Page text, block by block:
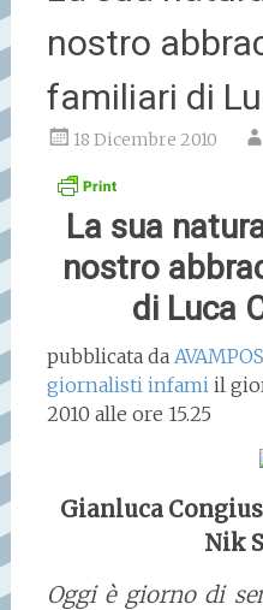
nostro
familiari di
18 Dicembre 2010
La sua
nostro
di Luca
pubblicata da
giornalisti infamiil
2010 alle ore 15.25
Gianluca
Nik
Oggi è giorno di